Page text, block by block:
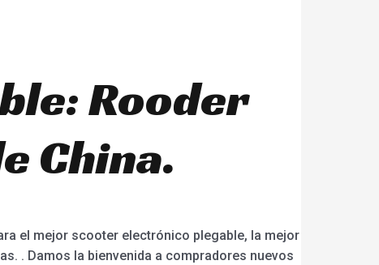
Rooder
China.
el mejor scooter electrónico plegable, la mejor
. Damos la bienvenida a compradores nuevos